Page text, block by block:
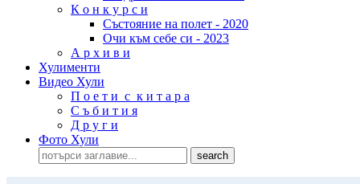
К о н к у р с и
Състояние на полет - 2020
Очи към себе си - 2023
А р х и в и
Хулименти
Видео Хули
П о е т и с к и т а р а
С ъ б и т и я
Д р у г и
Фото Хули